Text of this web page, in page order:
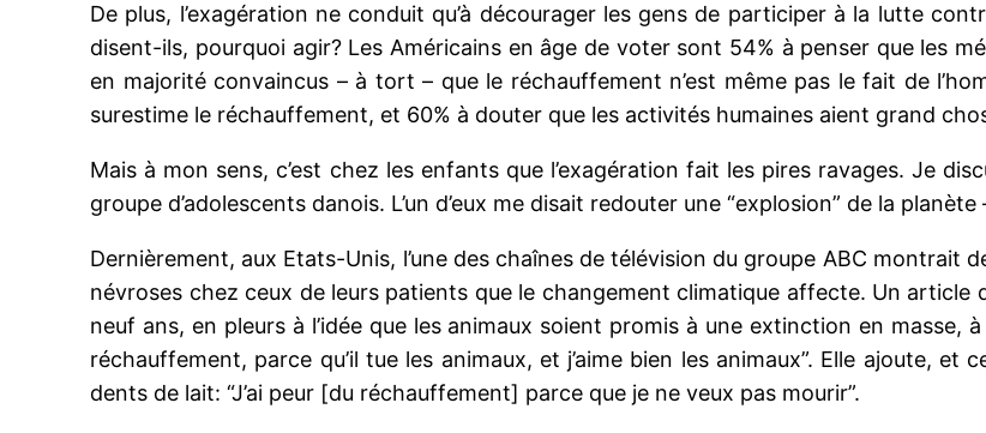
De plus, l’exagération ne conduit qu’à décourager les gens de participer à la lutte
disent-ils, pourquoi agir? Les Américains en âge de voter sont 54% à penser que les
en majorité convaincus – à tort – que le réchauffement n’est même pas le fait de
surestime le réchauffement, et 60% à douter que les activités humaines aient grand
Mais à mon sens, c’est chez les enfants que l’exagération fait les pires ravages. Je
groupe d’adolescents danois. L’un d’eux me disait redouter une “explosion” de la
Dernièrement, aux Etats-Unis, l’une des chaînes de télévision du groupe ABC montrait
névroses chez ceux de leurs patients que le changement climatique affecte. Un article
neuf ans, en pleurs à l’idée que les animaux soient promis à une extinction en masse,
réchauffement, parce qu’il tue les animaux, et j’aime bien les animaux”. Elle ajoute,
dents de lait: “J’ai peur [du réchauffement] parce que je ne veux pas mourir”.